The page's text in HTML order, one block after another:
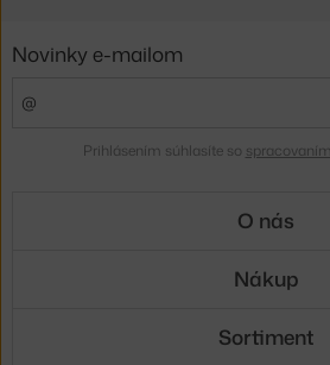
Novinky e-mailom
Prihlásením súhlasíte so
O nás
Nákup
Sortiment